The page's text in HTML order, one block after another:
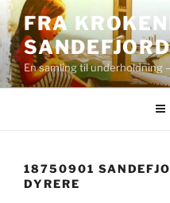
Skip
to
content
FRA
En samling til underholdning
18750901
DYRERE